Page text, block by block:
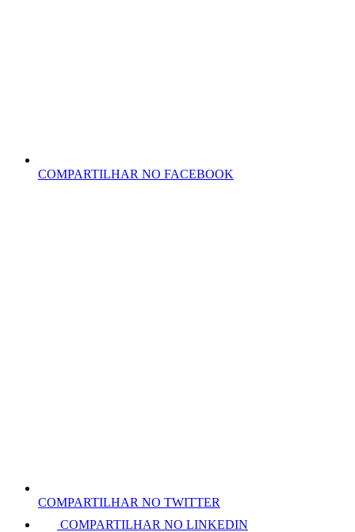
COMPARTILHAR NO FACEBOOK
COMPARTILHAR NO TWITTER
COMPARTILHAR NO LINKEDIN